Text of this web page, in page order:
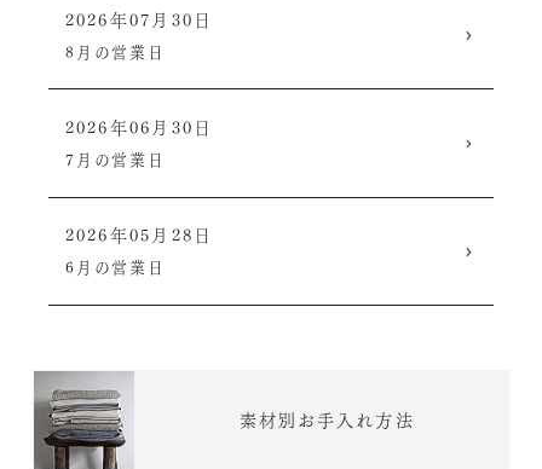
2026年07月30日
8月の営業日
2026年06月30日
7月の営業日
2026年05月28日
6月の営業日
素材別お手入れ方法